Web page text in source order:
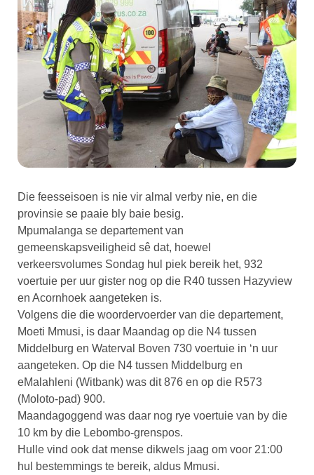
Die feesseisoen is nie vir almal verby nie, en die
provinsie se paaie bly baie besig.
Mpumalanga se departement van
gemeenskapsveiligheid sê dat, hoewel
verkeersvolumes Sondag hul piek bereik het, 932
voertuie per uur gister nog op die R40 tussen Hazyview
en Acornhoek aangeteken is.
Volgens die die woordervoerder van die departement,
Moeti Mmusi, is daar Maandag op die N4 tussen
Middelburg en Waterval Boven 730 voertuie in ‘n uur
aangeteken. Op die N4 tussen Middelburg en
eMalahleni (Witbank) was dit 876 en op die R573
(Moloto-pad) 900.
Maandagoggend was daar nog rye voertuie van by die
10 km by die Lebombo-grenspos.
Hulle vind ook dat mense dikwels jaag om voor 21:00
hul bestemmings te bereik, aldus Mmusi.